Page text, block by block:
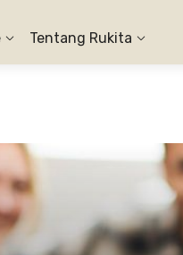
Tentang Rukita